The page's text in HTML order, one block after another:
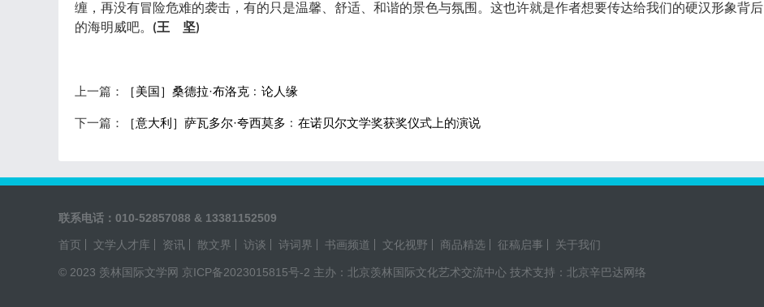
缠，再没有冒险危难的袭击，有的只是温馨、舒适、和谐的景色与氛围。这也许就是作者想要传达给我们的硬汉形象背后
的海明威吧。 (王 坚)
上一篇： ［美国］桑德拉·布洛克﹕论人缘
下一篇： ［意大利］萨瓦多尔·夸西莫多﹕在诺贝尔文学奖获奖仪式上的演说
联系电话：010-52857088 & 13381152509
首页 文学人才库 资讯 散文界 访谈 诗词界 书画频道 文化视野 商品精选 征稿启事 关于我们
© 2023 羡林国际文学网 京ICP备2023015815号-2 主办：北京羡林国际文化艺术交流中心 技术支持：北京辛巴达网络